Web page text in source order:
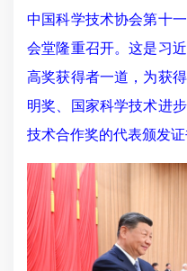
中国科学技术协会第十
会堂隆重召开。这是习
高奖获得者一道，为获
明奖、国家科学技术进
技术合作奖的代表颁发